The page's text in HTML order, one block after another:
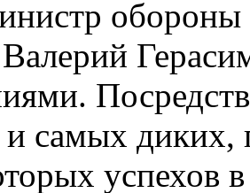
обороны
самых диких,
успехов